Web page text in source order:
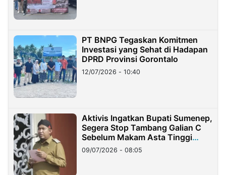
PT BNPG Tegaskan Komitmen
Investasi yang Sehat di Hadapan
DPRD Provinsi Gorontalo
12/07/2026 - 10:40
Aktivis Ingatkan Bupati Sumenep,
Segera Stop Tambang Galian C
Sebelum Makam Asta Tinggi
Longsor
09/07/2026 - 08:05